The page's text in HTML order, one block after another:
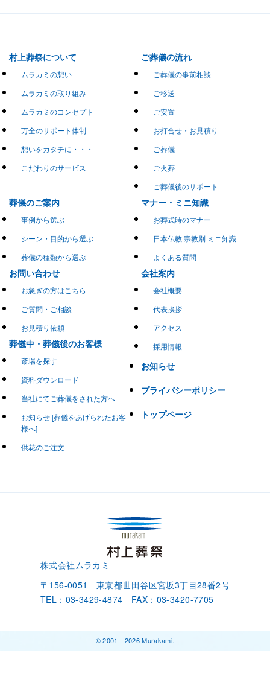
村上葬祭について
ムラカミの想い
ムラカミの取り組み
ムラカミのコンセプト
万全のサポート体制
想いをカタチに・・・
こだわりのサービス
葬儀のご案内
事例から選ぶ
シーン・目的から選ぶ
葬儀の種類から選ぶ
ご葬儀の流れ
ご葬儀の事前相談
ご移送
ご安置
お打合せ・お見積り
ご葬儀
ご火葬
ご葬儀後のサポート
マナー・ミニ知識
お葬式時のマナー
日本仏教 宗教別 ミニ知識
よくある質問
お問い合わせ
お急ぎの方はこちら
ご質問・ご相談
お見積り依頼
葬儀中・葬儀後のお客様
斎場を探す
資料ダウンロード
当社にてご葬儀をされた方へ
お知らせ [葬儀をあげられたお客
様へ]
供花のご注文
会社案内
会社概要
代表挨拶
アクセス
採用情報
お知らせ
プライバシーポリシー
トップページ
株式会社ムラカミ
〒156-0051 東京都世田谷区宮坂3丁目28番2号
TEL：03-3429-4874 FAX：03-3420-7705
©︎ 2001 - 2026Murakami.